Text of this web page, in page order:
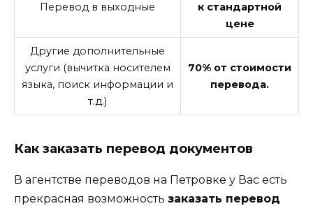
Перевод в выходные
к стандартной
цене
Другие дополнительные
услуги (вычитка носителем
языка, поиск информации и
т.д.)
70% от стоимости
перевода.
Как заказать перевод документов
В агентстве переводов на Петровке у Вас есть
прекрасная возможность заказать перевод